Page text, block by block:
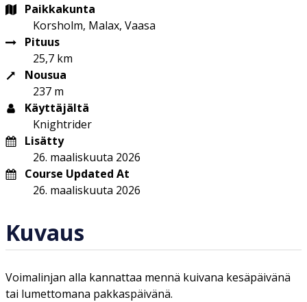
Paikkakunta
Korsholm, Malax, Vaasa
Pituus
25,7 km
Nousua
237 m
Käyttäjältä
Knightrider
Lisätty
26. maaliskuuta 2026
Course Updated At
26. maaliskuuta 2026
Kuvaus
Voimalinjan alla kannattaa mennä kuivana kesäpäivänä
tai lumettomana pakkaspäivänä.